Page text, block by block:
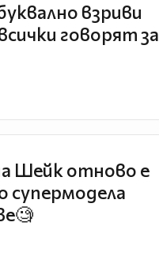
взриви
говорят за
Шейк отново е
супермодела